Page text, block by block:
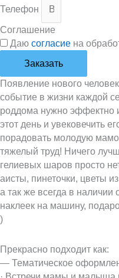
Телефон
Соглашение
Даю согласие на
Заказать
Появление нового
событие в жизни каждой
роддома нужно эффектно
этот день и увековечить
порадовать молодую
тяжелый труд! Ничего
гелиевых шаров просто
аисты, пинеточки, цветы
а так же всегда в
наклеек на машину,
)
Прекрасно подходит как:
— Тематическое